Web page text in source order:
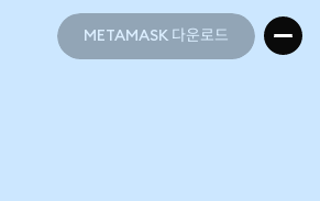
METAMASK 다운로드